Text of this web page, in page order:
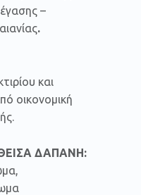
–
.
και
οικονομική
ΔΑΠΑΝΗ:
,